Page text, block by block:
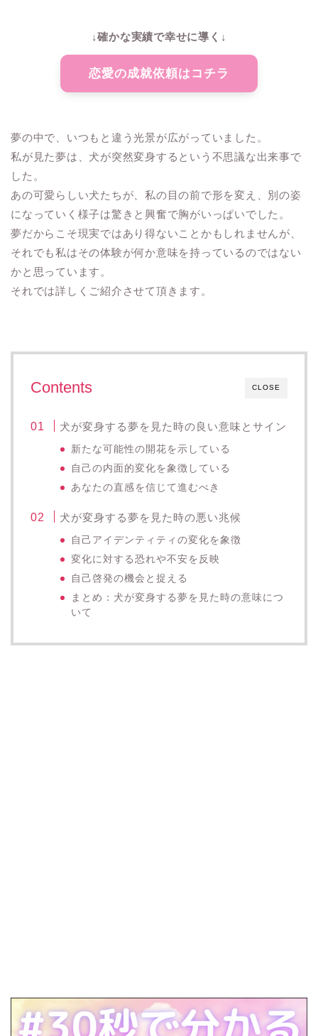
↓確かな実績で幸せに導く↓
恋愛の成就依頼はコチラ
夢の中で、いつもと違う光景が広がっていました。
私が見た夢は、犬が突然変身するという不思議な出来事で
した。
あの可愛らしい犬たちが、私の目の前で形を変え、別の姿
になっていく様子は驚きと興奮で胸がいっぱいでした。
夢だからこそ現実ではあり得ないことかもしれませんが、
それでも私はその体験が何か意味を持っているのではない
かと思っています。
それでは詳しくご紹介させて頂きます。
CLOSE
Contents
犬が変身する夢を見た時の良い意味とサイン
新たな可能性の開花を示している
自己の内面的変化を象徴している
あなたの直感を信じて進むべき
犬が変身する夢を見た時の悪い兆候
自己アイデンティティの変化を象徴
変化に対する恐れや不安を反映
自己啓発の機会と捉える
まとめ：犬が変身する夢を見た時の意味につ
いて